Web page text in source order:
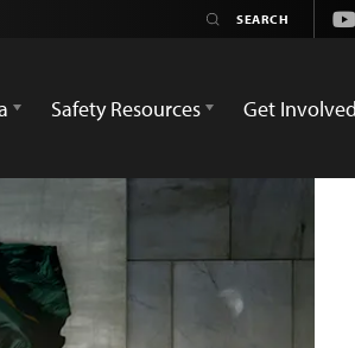
Safety Resources Get Involved